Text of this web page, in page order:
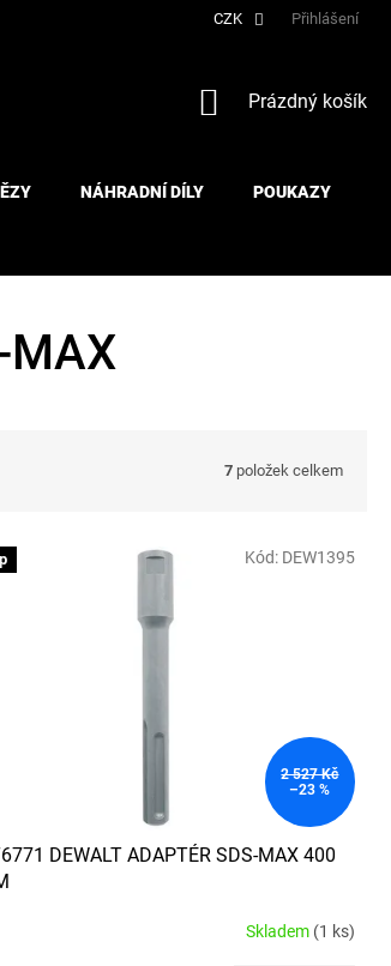
CZK Přihlášení
NÁKUPNÍ
Prázdný košík
NÁHRADNÍ DÍLY POUKAZY
MAX
7 položek celkem
2 527 Kč
–23 %
DEWALT ADAPTÉR SDS-MAX 400
Skladem (1 ks)
Kód: DEW1395